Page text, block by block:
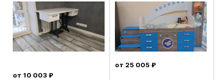
от 10 003 ₽
от 25 005 ₽